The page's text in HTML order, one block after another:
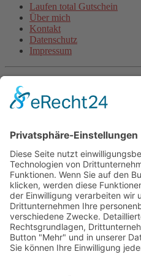
Laufen total Gutschein
Über mich
Kontakt
Datenschutz
Impressum
Aktuelle Artikel
Steigerungsläufe machen
Halbmarathon-Trainingsplan
Plank-Challenge: Deine
Grundlagentraining Laufen
Laufsaison
Fitnessband Übungen für
Langsam Laufen im
Mit Treppentraining und
Kraft
Lauftraining: Fahrtspiel
Lauftempo steigern und